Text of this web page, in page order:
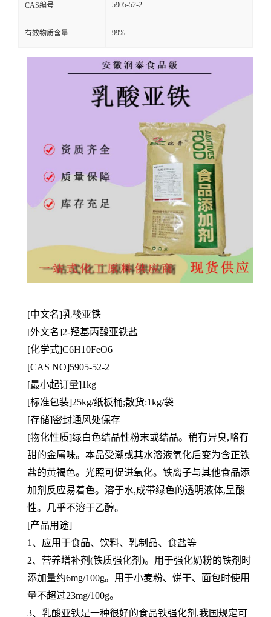
CAS编号 5905-52-2
有效物质含量 99%
[中文名]乳酸亚铁
[外文名]2-羟基丙酸亚铁盐
[化学式]C6H10FeO6
[CAS NO]5905-52-2
[最小起订量]1kg
[标准包装]25kg/纸板桶;散货:1kg/袋
[存储]密封通风处保存
[物化性质]绿白色结晶性粉末或结晶。稍有异臭,略有
甜的金属味。本品受潮或其水溶液氧化后变为含正铁
盐的黄褐色。光照可促进氧化。铁离子与其他食品添
加剂反应易着色。溶于水,成带绿色的透明液体,呈酸
性。几乎不溶于乙醇。
[产品用途]
1、应用于食品、饮料、乳制品、食盐等
2、营养增补剂(铁质强化剂)。用于强化奶粉的铁剂时
添加量约6mg/100g。用于小麦粉、饼干、面包时使用
量不超过23mg/100g。
3、乳酸亚铁是一种很好的食品铁强化剂,我国规定可